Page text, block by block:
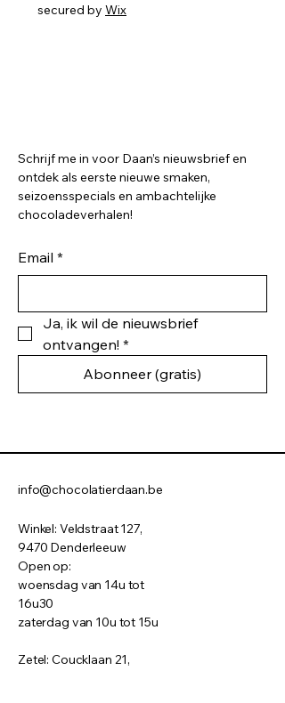
secured by Wix
info@chocolatierdaan.be
Winkel: Veldstraat 127,
9470 Denderleeuw
Open op:
woensdag van 14u tot
16u30
​zaterdag van 10u tot 15u
Zetel: Coucklaan 21,
Schrijf me in voor Daan’s nieuwsbrief en
ontdek als eerste nieuwe smaken,
seizoensspecials en ambachtelijke
chocoladeverhalen!
Email *
Ja, ik wil de nieuwsbrief
ontvangen! *
Abonneer (gratis)